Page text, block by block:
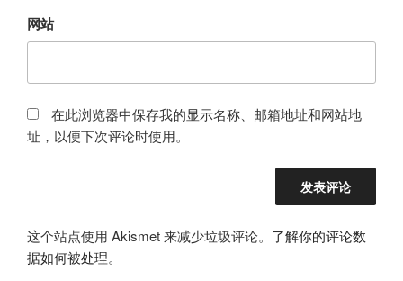
网站
在此浏览器中保存我的显示名称、邮箱地址和网站地
址，以便下次评论时使用。
这个站点使用 Akismet 来减少垃圾评论。 了解你的评论数
据如何被处理。